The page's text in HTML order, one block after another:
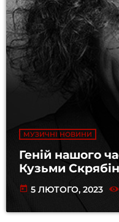
МУЗИЧНІ НОВИНИ
Геній нашого
Кузьми
today 5 ЛЮТОГО, 2023